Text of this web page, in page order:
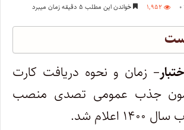
۰ ۱,۹۵۲ خواندن این مطلب ۵ دقیقه زمان میبرد
– زمان و نحوه دریافت کارت
جذب عمومی تصدی منصب
اعلام شد.